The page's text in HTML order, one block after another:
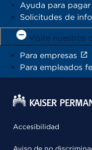
Ayuda para
Solicitudes de
Visite nuestros
Para empresas
Para empleados
Accesibilidad